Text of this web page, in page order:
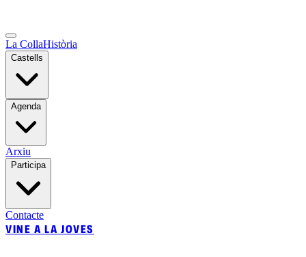
La CollaHistòria
Castells
Agenda
Arxiu
Participa
Contacte
VINE A LA JOVES